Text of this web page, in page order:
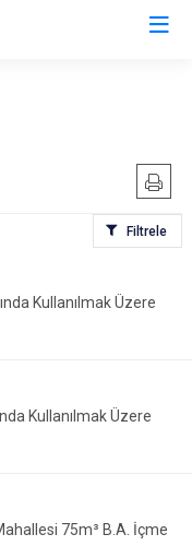
Filtrele
Kullanılmak Üzere
Kullanılmak Üzere
75m³ B.A. İçme